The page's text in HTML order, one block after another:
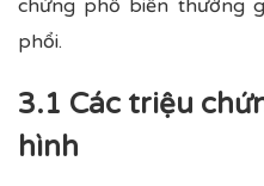
chứng phổ biến thường
phổi.
3.1 Các triệu
hình